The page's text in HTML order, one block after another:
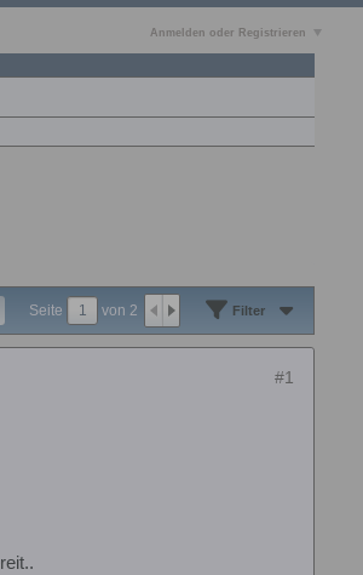
Anmelden oder Registrieren
Seite von 2 Filter
#1